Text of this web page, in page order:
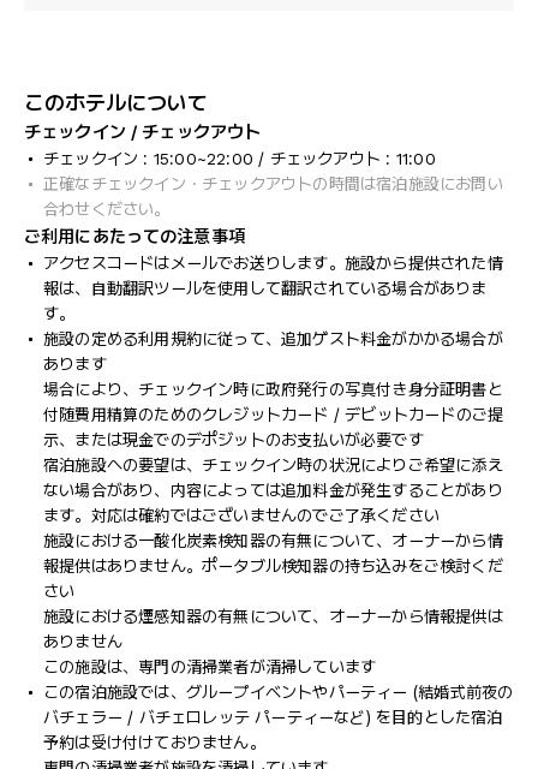
このホテルについて
チェックイン / チェックアウト
チェックイン : 15:00~22:00 / チェックアウト : 11:00
正確なチェックイン・チェックアウトの時間は宿泊施設にお問い
合わせください。
ご利用にあたっての注意事項
アクセスコードはメールでお送りします。施設から提供された情
報は、自動翻訳ツールを使用して翻訳されている場合がありま
す。
施設の定める利用規約に従って、追加ゲスト料金がかかる場合が
あります
場合により、チェックイン時に政府発行の写真付き身分証明書と
付随費用精算のためのクレジットカード / デビットカードのご提
示、または現金でのデポジットのお支払いが必要です
宿泊施設への要望は、チェックイン時の状況によりご希望に添え
ない場合があり、内容によっては追加料金が発生することがあり
ます。対応は確約ではございませんのでご了承ください
施設における一酸化炭素検知器の有無について、オーナーから情
報提供はありません。ポータブル検知器の持ち込みをご検討くだ
さい
施設における煙感知器の有無について、オーナーから情報提供は
ありません
この施設は、専門の清掃業者が清掃しています
この宿泊施設では、グループイベントやパーティー (結婚式前夜の
バチェラー / バチェロレッテ パーティーなど) を目的とした宿泊
予約は受け付けておりません。